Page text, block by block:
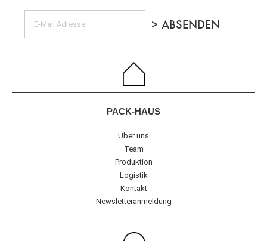
PACK-HAUS
Über uns
Team
Produktion
Logistik
Kontakt
Newsletteranmeldung